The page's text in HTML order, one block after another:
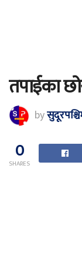
तपाईका
by
0
SHARES